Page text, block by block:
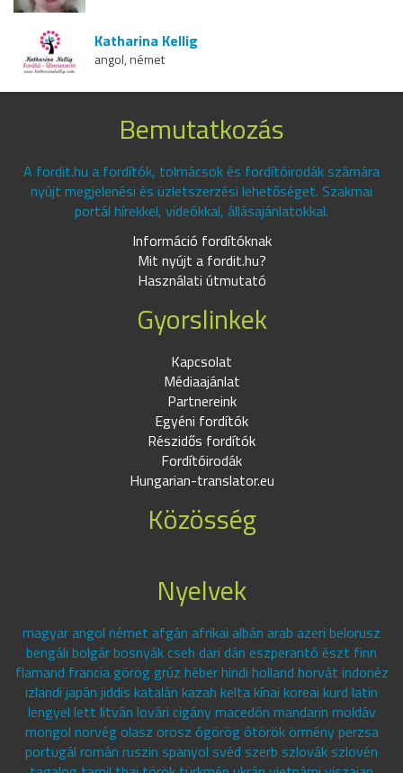
Katharina Kellig
angol, német
Bemutatkozás
A fordit.hu a fordítók, tolmácsok és fordítóirodák számára
nyújt megjelenési és üzletszerzési lehetőséget. Szakmai
portál hírekkel, videókkal, állásajánlatokkal.
Információ fordítóknak
Mit nyújt a fordit.hu?
Használati útmutató
Gyorslinkek
Kapcsolat
Médiaajánlat
Partnereink
Egyéni fordítók
Részidős fordítók
Fordítóirodák
Hungarian-translator.eu
Közösség
Nyelvek
magyar angol német afgán afrikai albán arab azeri belorusz
bengáli bolgár bosnyák cseh dari dán eszperantó észt finn
flamand francia görög grúz héber hindi holland horvát indonéz
izlandi japán jiddis katalán kazah kelta kínai koreai kurd latin
lengyel lett litván lovári cigány macedón mandarin moldáv
mongol norvég olasz orosz ógörög ótörök örmény perzsa
portugál román ruszin spanyol svéd szerb szlovák szlovén